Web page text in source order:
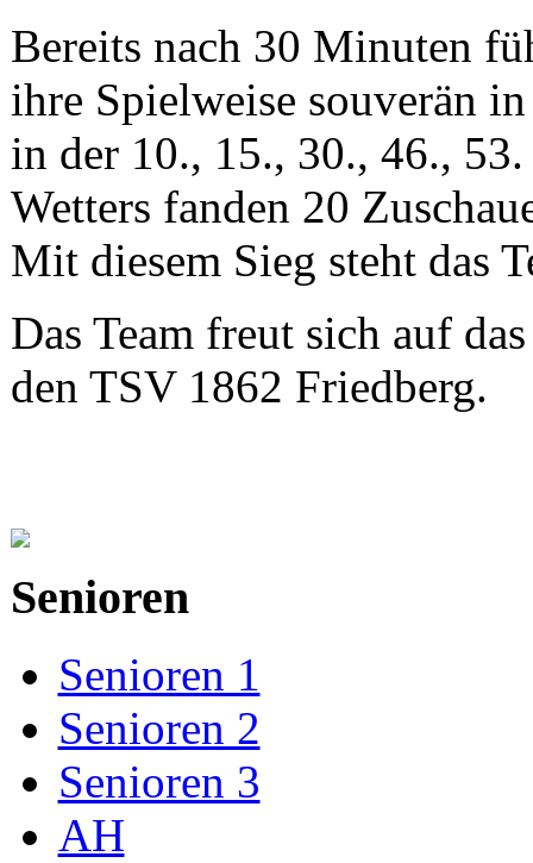
Bereits nach 30 Minuten
ihre Spielweise souverän
in der 10., 15., 30., 46.,
Wetters fanden 20
Mit diesem Sieg steht das
Das Team freut sich auf
den TSV 1862 Friedberg.
Senioren
Senioren 1
Senioren 2
Senioren 3
AH